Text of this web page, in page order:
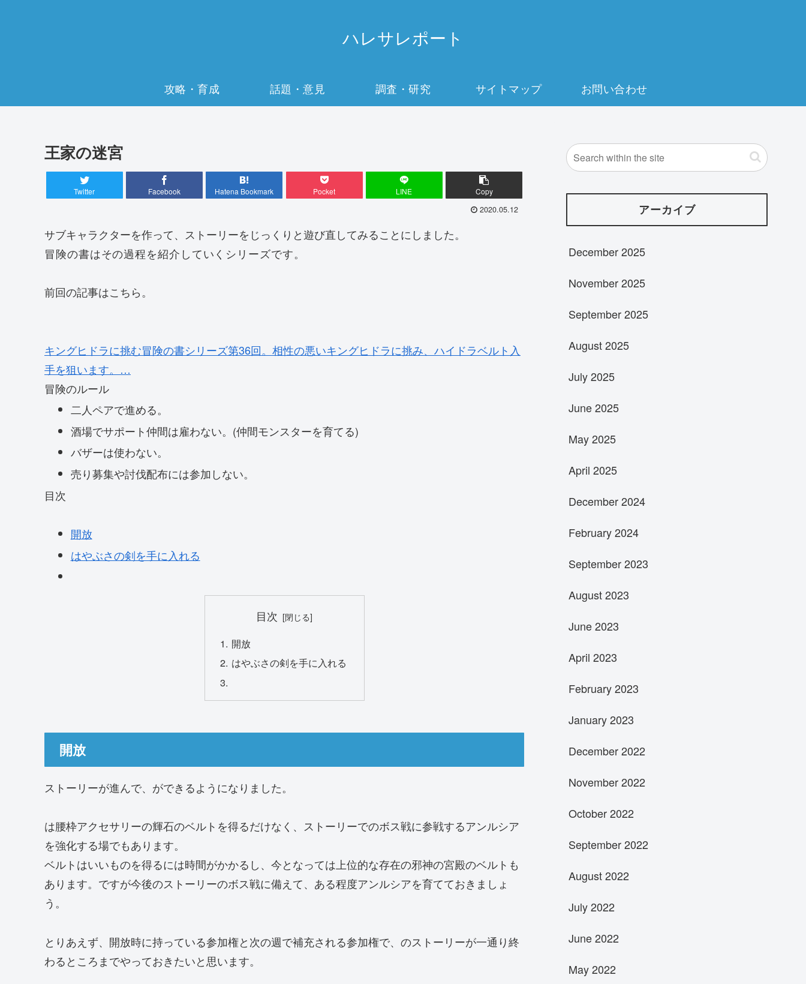
ハレサレポート
攻略・育成 話題・意見 調査・研究 サイトマップ お問い合わせ
王家の迷宮
Twitter Facebook Hatena Bookmark Pocket LINE Copy
2020.05.12
サブキャラクターを作って、ストーリーをじっくりと遊び直してみることにしました。
冒険の書はその過程を紹介していくシリーズです。
前回の記事はこちら。
キングヒドラに挑む冒険の書シリーズ第36回。相性の悪いキングヒドラに挑み、ハイドラベルト入
手を狙います。…
冒険のルール
二人ペアで進める。
酒場でサポート仲間は雇わない。(仲間モンスターを育てる)
バザーは使わない。
売り募集や討伐配布には参加しない。
目次
開放
はやぶさの剣を手に入れる
目次
開放
はやぶさの剣を手に入れる
開放
ストーリーが進んで、ができるようになりました。
は腰枠アクセサリーの輝石のベルトを得るだけなく、ストーリーでのボス戦に参戦するアンルシア
を強化する場でもあります。
ベルトはいいものを得るには時間がかかるし、今となっては上位的な存在の邪神の宮殿のベルトも
あります。ですが今後のストーリーのボス戦に備えて、ある程度アンルシアを育てておきましょ
う。
とりあえず、開放時に持っている参加権と次の週で補充される参加権で、のストーリーが一通り終
わるところまでやっておきたいと思います。
アーカイブ
December 2025
November 2025
September 2025
August 2025
July 2025
June 2025
May 2025
April 2025
December 2024
February 2024
September 2023
August 2023
June 2023
April 2023
February 2023
January 2023
December 2022
November 2022
October 2022
September 2022
August 2022
July 2022
June 2022
May 2022